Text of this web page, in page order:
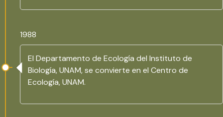
1988
El Departamento de Ecología del Instituto de
Biología, UNAM, se convierte en el Centro de
Ecología, UNAM.